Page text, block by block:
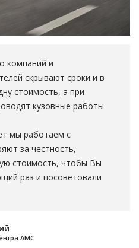
компаний и
скрывают сроки и в
стоимость, а при
кузовные работы
мы работаем с
за честность,
стоимость, чтобы Вы
раз и посоветовали
АМС